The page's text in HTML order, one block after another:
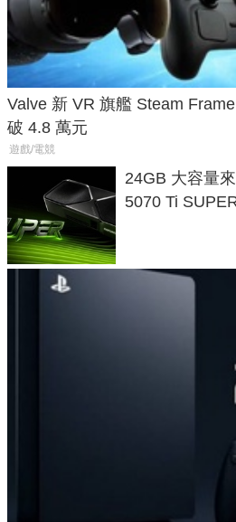
Valve 新 VR 旗艦 Steam
破 4.8 萬元
遊戲/電競
24GB 大容量
5070 Ti